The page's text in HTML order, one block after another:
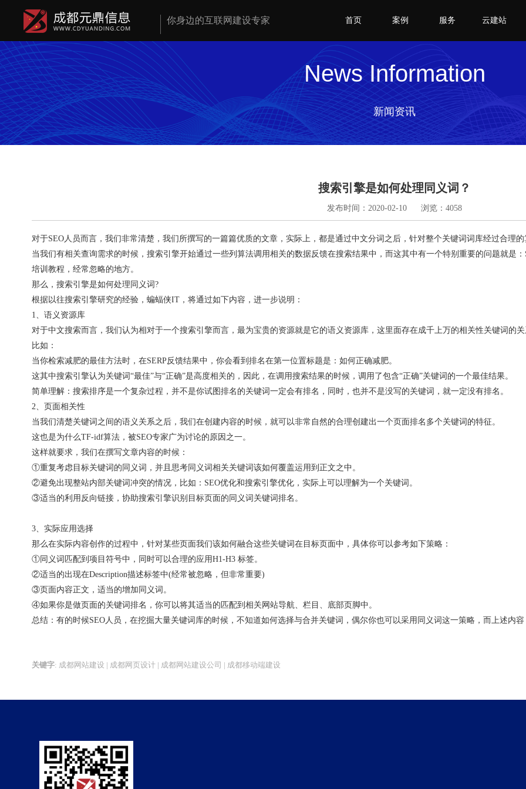
你身边的互联网建设专家 首页 案例 服务 云建站
News Information
新闻资讯
搜索引擎是如何处理同义词？
发布时间：2020-02-10 浏览：4058
对于SEO人员而言，我们非常清楚，我们所撰写的一篇篇优质的文章，实际上，都是通过中文分词之后，针对整个关键词词库经过合理
当我们有相关查询需求的时候，搜索引擎开始通过一些列算法调用相关的数据反馈在搜索结果中，而这其中有一个特别重要的问题就是
培训教程，经常忽略的地方。
那么，搜索引擎是如何处理同义词?
根据以往搜索引擎研究的经验，蝙蝠侠IT，将通过如下内容，进一步说明：
1、语义资源库
对于中文搜索而言，我们认为相对于一个搜索引擎而言，最为宝贵的资源就是它的语义资源库，这里面存在成千上万的相关性关键词的
比如：
当你检索减肥的最佳方法时，在SERP反馈结果中，你会看到排名在第一位置标题是：如何正确减肥。
这其中搜索引擎认为关键词“最佳”与“正确”是高度相关的，因此，在调用搜索结果的时候，调用了包含“正确”关键词的一个最佳结果。
简单理解：搜索排序是一个复杂过程，并不是你试图排名的关键词一定会有排名，同时，也并不是没写的关键词，就一定没有排名。
2、页面相关性
当我们清楚关键词之间的语义关系之后，我们在创建内容的时候，就可以非常自然的合理创建出一个页面排名多个关键词的特征。
这也是为什么TF-idf算法，被SEO专家广为讨论的原因之一。
这样就要求，我们在撰写文章内容的时候：
①重复考虑目标关键词的同义词，并且思考同义词相关关键词该如何覆盖运用到正文之中。
②避免出现整站内部关键词冲突的情况，比如：SEO优化和搜索引擎优化，实际上可以理解为一个关键词。
③适当的利用反向链接，协助搜索引擎识别目标页面的同义词关键词排名。
3、实际应用选择
那么在实际内容创作的过程中，针对某些页面我们该如何融合这些关键词在目标页面中，具体你可以参考如下策略：
①同义词匹配到项目符号中，同时可以合理的应用H1-H3 标签。
②适当的出现在Description描述标签中(经常被忽略，但非常重要)
③页面内容正文，适当的增加同义词。
④如果你是做页面的关键词排名，你可以将其适当的匹配到相关网站导航、栏目、底部页脚中。
总结：有的时候SEO人员，在挖掘大量关键词库的时候，不知道如何选择与合并关键词，偶尔你也可以采用同义词这一策略，而上述内
关键字: 成都网站建设 | 成都网页设计 | 成都网站建设公司 | 成都移动端建设